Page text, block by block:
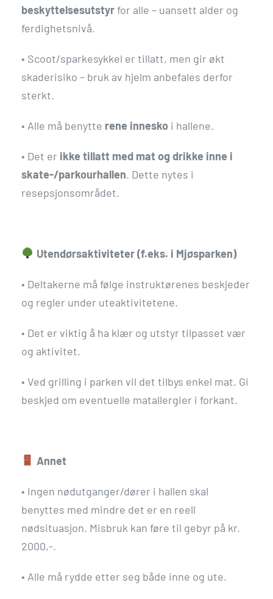
beskyttelsesutstyrfor alle – uansett alder og
ferdighetsnivå.
• Scoot/sparkesykkel er tillatt, men gir økt
skaderisiko – bruk av hjelm anbefales derfor
sterkt.
• Alle må benytte rene innesko i hallene.
• Det er ikke tillatt med mat og drikke inne i
skate-/parkourhallen. Dette nytes i
resepsjonsområdet.
Utendørsaktiviteter (f.eks. i Mjøsparken)
• Deltakerne må følge instruktørenes beskjeder
og regler under uteaktivitetene.
• Det er viktig å ha klær og utstyr tilpasset vær
og aktivitet.
• Ved grilling i parken vil det tilbys enkel mat. Gi
beskjed om eventuelle matallergier i forkant.
Annet
• Ingen nødutganger/dører i hallen skal
benyttes med mindre det er en reell
nødsituasjon. Misbruk kan føre til gebyr på kr.
2000,-.
• Alle må rydde etter seg både inne og ute.